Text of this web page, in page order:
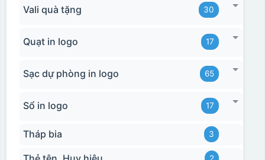
Vali quà tặng 30
Quạt in logo 17
Sạc dự phòng in logo 65
Sổ in logo 17
Tháp bia 3